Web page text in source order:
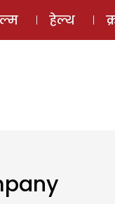
हेल्थ